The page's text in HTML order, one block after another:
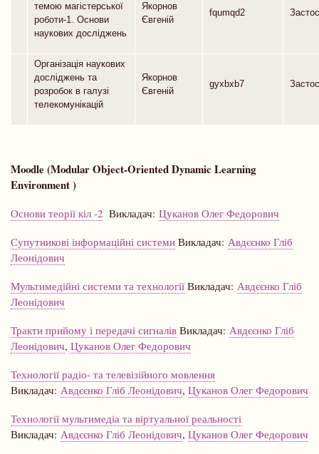
темою магістерської
роботи-1. Основи
наукових досліджень
Якорнов
Євгеній
fqumqd2
Організація наукових
досліджень та
розробок в галузі
телекомунікацій
Якорнов
Євгеній
gyxbxb7
Moodle (Modular Object-Oriented Dynamic Learning
Environment )
Основи теорії кіл -2 Викладач: Цуканов Олег Федорович
Супутникові інформаційні системи Викладач: Авдєєнко Гліб
Леонідович
Мультимедійні системи та технології Викладач: Авдєєнко Гліб
Леонідович
Тракти прийому і передачі сигналів Викладач: Авдєєнко Гліб
Леонідович, Цуканов Олег Федорович
Технології радіо- та телевізійного мовлення
Викладач: Авдєєнко Гліб Леонідович, Цуканов Олег Федорович
Технології мультимедіа та віртуальної реальності
Викладач: Авдєєнко Гліб Леонідович, Цуканов Олег Федорович